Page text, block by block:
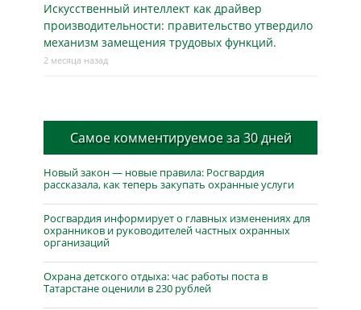
Искусственный интеллект как драйвер
производительности: правительство утвердило
механизм замещения трудовых функций.
2 месяца назад
Самое комментируемое за 30 дней
Новый закон — новые правила: Росгвардия
рассказала, как теперь закупать охранные услуги
Росгвардия информирует о главных изменениях для
охранников и руководителей частных охранных
организаций
Охрана детского отдыха: час работы поста в
Татарстане оценили в 230 рублей